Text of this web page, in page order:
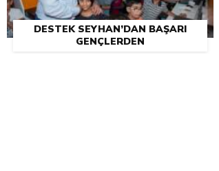
DESTEK SEYHAN’DAN BAŞARI
GENÇLERDEN